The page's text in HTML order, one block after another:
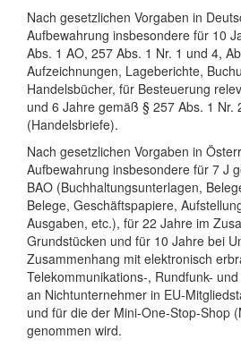
Nach gesetzlichen Vorgaben in
Aufbewahrung insbesondere für 10
Abs. 1 AO, 257 Abs. 1 Nr. 1 und 4,
Aufzeichnungen, Lageberichte,
Handelsbücher, für Besteuerung
und 6 Jahre gemäß § 257 Abs. 1 Nr.
(Handelsbriefe).
Nach gesetzlichen Vorgaben in
Aufbewahrung insbesondere für 7 J
BAO (Buchhaltungsunterlagen,
Belege, Geschäftspapiere,
Ausgaben, etc.), für 22 Jahre im
Grundstücken und für 10 Jahre bei
Zusammenhang mit elektronisch
Telekommunikations-, Rundfunk-
an Nichtunternehmer in EU-
und für die der Mini-One-Stop-Shop
genommen wird.